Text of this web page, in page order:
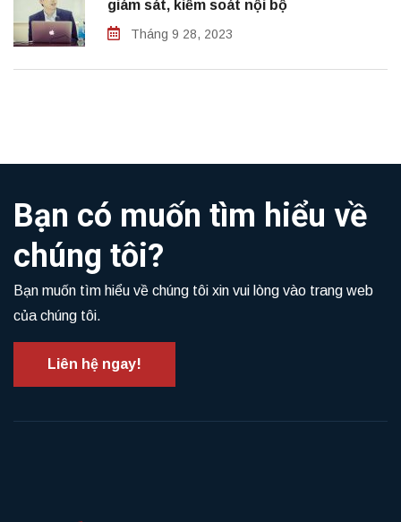
giám sát, kiểm soát nội bộ
Tháng 9 28, 2023
Bạn có muốn tìm hiểu về
chúng tôi?
Bạn muốn tìm hiểu về chúng tôi xin vui lòng vào trang web
của chúng tôi.
Liên hệ ngay!